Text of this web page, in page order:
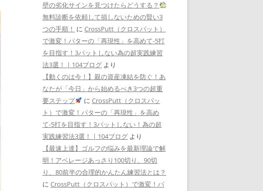
壁の劣化サインを見つけたらどうする？
無料診断を依頼して損しないための賢い3
つの手順！ に CrossPutt（クロスパット）
で激変！パターの「再現性」を高めて-5打
を目指す！3パットしない為の超実践練習
法3選！ | 104ブログ より
【動くのは今！】親の資産凍結を防ぐ！あ
なたが「今日」から始めるべき3つの超重
要ステップ
に CrossPutt（クロスパッ
ト）で激変！パターの「再現性」を高め
て-5打を目指す！3パットしない！為の超
実践練習法3選！ | 104ブログ より
【最速上達】ゴルフの悩みを最新理論で解
明！アベレージあっさり100切り、90切
り、80前半の合理的かんたん練習法とは？
に CrossPutt（クロスパット）で激変！パ